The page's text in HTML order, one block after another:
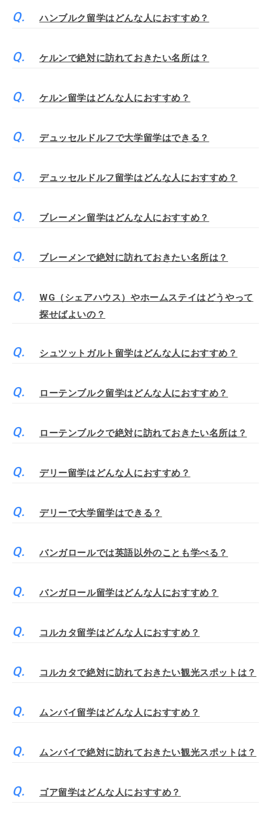
ハンブルク留学はどんな人におすすめ？
ケルンで絶対に訪れておきたい名所は？
ケルン留学はどんな人におすすめ？
デュッセルドルフで大学留学はできる？
デュッセルドルフ留学はどんな人におすすめ？
ブレーメン留学はどんな人におすすめ？
ブレーメンで絶対に訪れておきたい名所は？
WG（シェアハウス）やホームステイはどうやって
探せばよいの？
シュツットガルト留学はどんな人におすすめ？
ローテンブルク留学はどんな人におすすめ？
ローテンブルクで絶対に訪れておきたい名所は？
デリー留学はどんな人におすすめ？
デリーで大学留学はできる？
バンガロールでは英語以外のことも学べる？
バンガロール留学はどんな人におすすめ？
コルカタ留学はどんな人におすすめ？
コルカタで絶対に訪れておきたい観光スポットは？
ムンバイ留学はどんな人におすすめ？
ムンバイで絶対に訪れておきたい観光スポットは？
ゴア留学はどんな人におすすめ？